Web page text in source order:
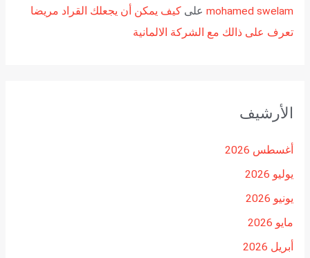
mohamed swelamعلى كيف يمكن أن يجعلك القراد مريضا
تعرف على ذالك مع الشركة الالمانية
الأرشيف
أغسطس 2026
يوليو 2026
يونيو 2026
مايو 2026
أبريل 2026